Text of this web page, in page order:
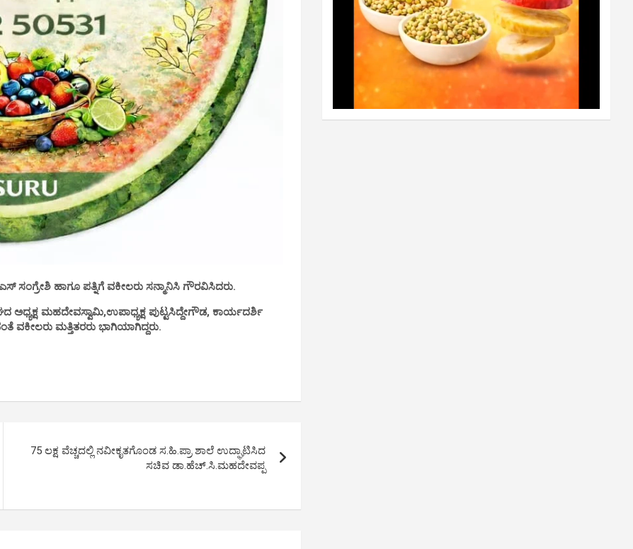
ಎಸ್ ಸಂಗ್ರೇಶಿ ಹಾಗೂ ಪತ್ನಿಗೆ ವಕೀಲರು ಸನ್ಮಾನಿಸಿ ಗೌರವಿಸಿದರು.
ಅಧ್ಯಕ್ಷ ಮಹದೇವಸ್ವಾಮಿ,ಉಪಾಧ್ಯಕ್ಷ ಪುಟ್ಟಸಿದ್ದೇಗೌಡ, ಕಾರ್ಯದರ್ಶಿ
ವಕೀಲರು ಮತ್ತಿತರರು ಭಾಗಿಯಾಗಿದ್ದರು.
75 ಲಕ್ಷ ವೆಚ್ಚದಲ್ಲಿ ನವೀಕೃತಗೊಂಡ ಸ.ಹಿ.ಪ್ರಾ ಶಾಲೆ ಉದ್ಘಾಟಿಸಿದ
ಸಚಿವ ಡಾ.ಹೆಚ್.ಸಿ.ಮಹದೇವಪ್ಪ